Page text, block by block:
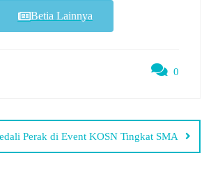
Betia Lainnya
0
Perak di Event KOSN Tingkat SMA